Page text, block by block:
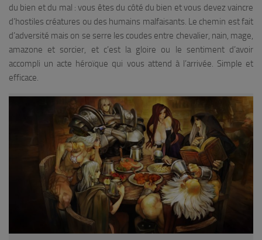
du bien et du mal : vous êtes du côté du bien et vous devez vaincre
d’hostiles créatures ou des humains malfaisants. Le chemin est fait
d’adversité mais on se serre les coudes entre chevalier, nain, mage,
amazone et sorcier, et c’est la gloire ou le sentiment d’avoir
accompli un acte héroïque qui vous attend à l’arrivée. Simple et
efficace.